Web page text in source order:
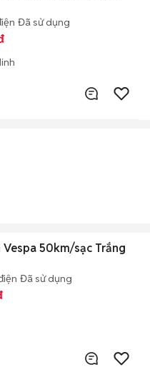
Đã sử dụng
Vespa 50km/sạc Trắng
Đã sử dụng